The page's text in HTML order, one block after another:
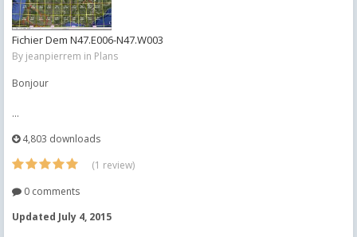
Fichier Dem N47.E006-N47.W003
By jeanpierrem in Plans
Bonjour
...
4,803 downloads
(1 review)
0 comments
Updated July 4, 2015